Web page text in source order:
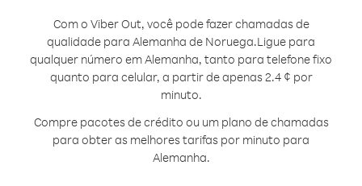
Com o Viber Out, você pode fazer chamadas de
qualidade para Alemanha de Noruega.Ligue para
qualquer número em Alemanha, tanto para telefone fixo
quanto para celular, a partir de apenas 2.4 ¢ por
minuto.
Compre pacotes de crédito ou um plano de chamadas
para obter as melhores tarifas por minuto para
Alemanha.